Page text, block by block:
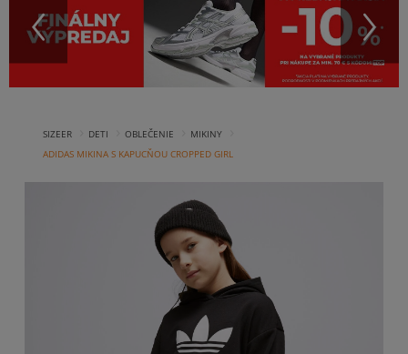
SIZEER DETI OBLEČENIE MIKINY
ADIDAS MIKINA S KAPUCŇOU CROPPED GIRL